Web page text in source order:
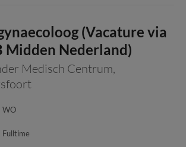
(Vacature via
Midden Nederland)
Medisch Centrum,
WO
Fulltime